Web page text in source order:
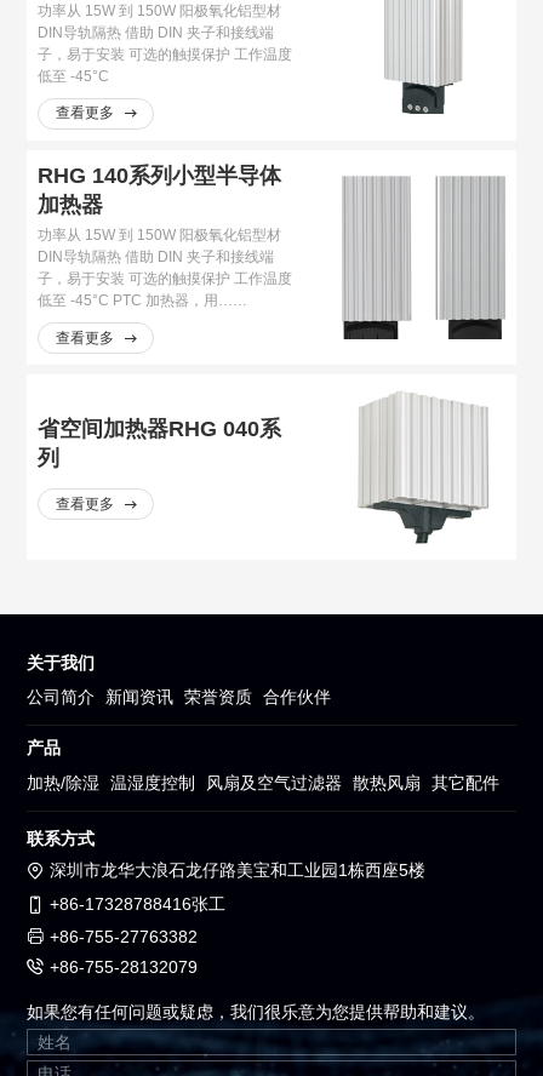
功率从 15W 到 150W 阳极氧化铝型材
DIN导轨隔热 借助 DIN 夹子和接线端
子，易于安装 可选的触摸保护 工作温度
低至 -45°C
查看更多
RHG 140系列小型半导体
加热器
功率从 15W 到 150W 阳极氧化铝型材
DIN导轨隔热 借助 DIN 夹子和接线端
子，易于安装 可选的触摸保护 工作温度
低至 -45°C PTC 加热器，用……
查看更多
省空间加热器RHG 040系
列
查看更多
关于我们
公司简介
新闻资讯 荣誉资质 合作伙伴
产品
加热/除湿 温湿度控制 风扇及空气过滤器 散热风扇 其它配件
联系方式
深圳市龙华大浪石龙仔路美宝和工业园1栋西座5楼
+86-17328788416张工
+86-755-27763382
+86-755-28132079
如果您有任何问题或疑虑，我们很乐意为您提供帮助和建议。